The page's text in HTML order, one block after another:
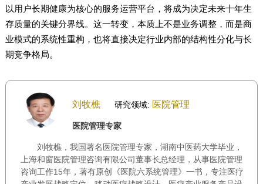
以用户长期健康为核心的服务运营平台，将成为决定未来十年生
存质量的关键分界线。这一转变，本质上不是业务调整，而是商
业模式的系统性重构，也将直接决定行业内部的结构性分化与长
期竞争格局。
刘牧樵 研究领域: 医院管理
医院管理专家
刘牧樵，我国著名医院管理专家，湖南中医药大学毕业，
上海和窗医院管理咨询有限公司董事长总经理，从事医院管理
咨询工作15年，著有原创《医院六系统管理》一书，专注医疗